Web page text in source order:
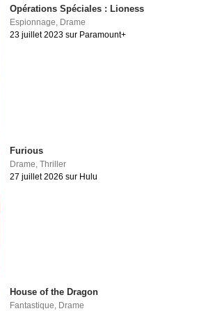
Opérations Spéciales : Lioness
Espionnage, Drame
23 juillet 2023 sur Paramount+
Furious
Drame ,Thriller
27 juillet 2026 sur Hulu
House of the Dragon
Fantastique, Drame